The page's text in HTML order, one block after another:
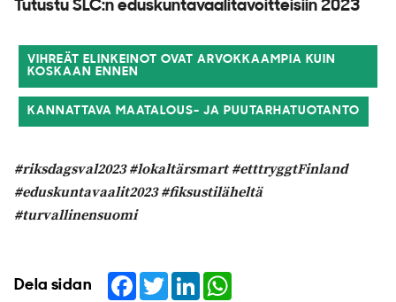
Tutustu SLC:n eduskuntavaalitavoitteisiin 2023
VIHREÄT ELINKEINOT OVAT ARVOKKAAMPIA KUIN
KOSKAAN ENNEN
KANNATTAVA MAATALOUS- JA PUUTARHATUOTANTO
#riksdagsval2023 #lokaltärsmart #etttryggtFinland
#eduskuntavaalit2023 #fiksustiläheltä
#turvallinensuomi
Dela sidan Facebook
TwitterLinkedIn